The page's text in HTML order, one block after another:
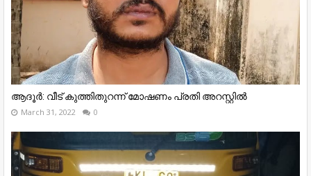
ആദൂർ: വീട് കുത്തിതുറന്ന് മോഷണം പ്രതി അറസ്റ്റിൽ
March 31, 2022 0